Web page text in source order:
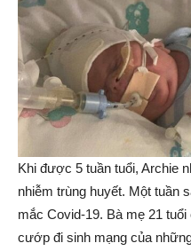
Khi được 5 tuần tuổi, Archie
nhiễm trùng huyết. Một tuần
mắc Covid-19. Bà mẹ 21
cướp đi sinh mạng của